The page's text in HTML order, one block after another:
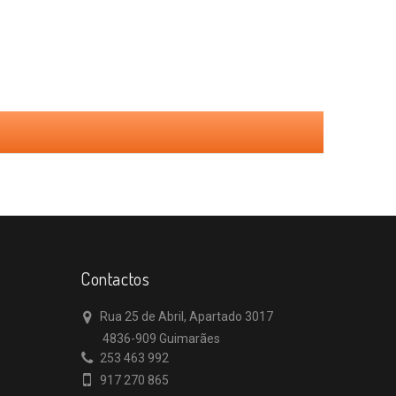
Contactos
Rua 25 de Abril, Apartado 3017
4836-909 Guimarães
253 463 992
917 270 865